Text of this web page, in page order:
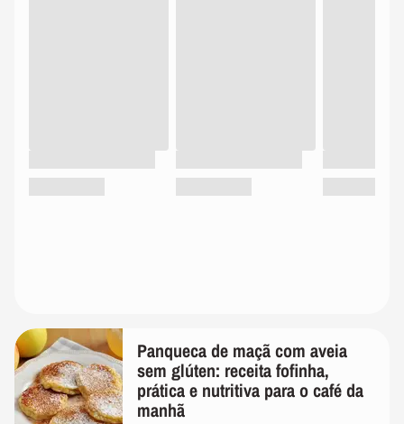
Panqueca de maçã com aveia
sem glúten: receita fofinha,
prática e nutritiva para o café da
manhã